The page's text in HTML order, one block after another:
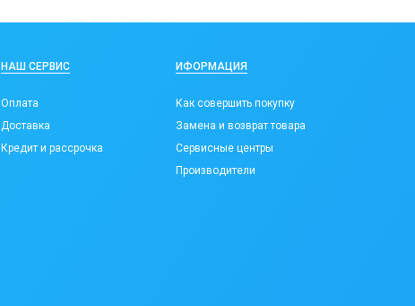
НАШ СЕРВИС
Оплата
Доставка
Кредит и рассрочка
ИФОРМАЦИЯ
Как совершить покупку
Замена и возврат товара
Сервисные центры
Производители